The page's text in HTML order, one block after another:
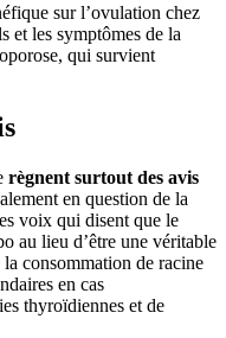
sur l’ovulation chez
et les symptômes de la
qui survient
règnent surtout des avis
en question de la
voix qui disent que le
au lieu d’être une véritable
consommation de racine
en cas
thyroïdiennes et de